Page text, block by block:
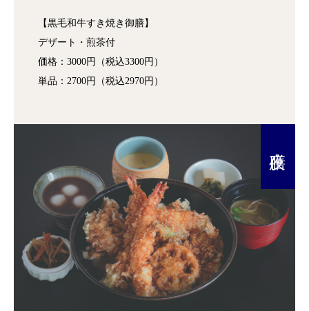
【黒毛和牛すき焼き御膳】
デザート・煎茶付
価格：3000円（税込3300円）
単品：2700円（税込2970円）